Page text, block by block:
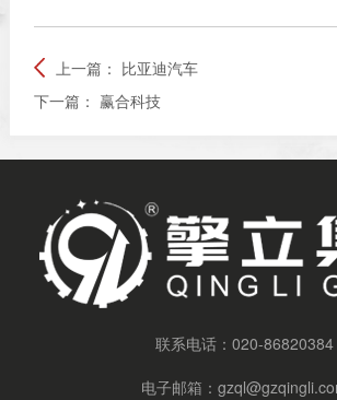
上一篇： 比亚迪汽车
下一篇： 赢合科技
联系电话：020-86820384
电子邮箱：